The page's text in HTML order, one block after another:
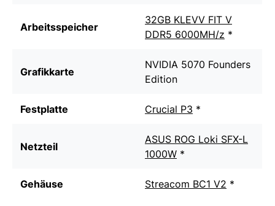
Arbeitsspeicher
32GB KLEVV FIT V
DDR5 6000MH/z *
Grafikkarte
NVIDIA 5070 Founders
Edition
Festplatte Crucial P3 *
Netzteil
ASUS ROG Loki SFX-L
1000W *
Gehäuse Streacom BC1 V2 *